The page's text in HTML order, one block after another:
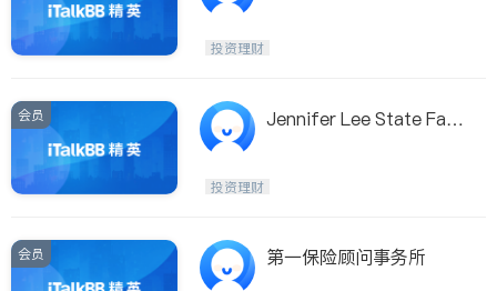
投资理财
会员
Jennifer Lee State Far
投资理财
会员 第一保险顾问事务所